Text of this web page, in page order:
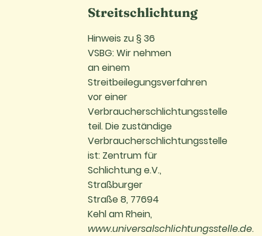
Streitschlichtung
Hinweis zu § 36
VSBG: Wir nehmen
an einem
Streitbeilegungsverfahren
vor einer
Verbraucherschlichtungsstelle
teil. Die zuständige
Verbraucherschlichtungsstelle
ist: Zentrum für
Schlichtung e.V.,
Straßburger
Straße 8, 77694
Kehl am Rhein,
www.universalschlichtungsstelle.de.